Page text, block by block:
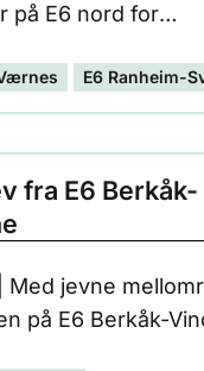
på E6 nord for
i uke 7, 9.-
E6 Ranheim-
fra E6 Berkåk-
| Med jevne
på E6 Berkåk-